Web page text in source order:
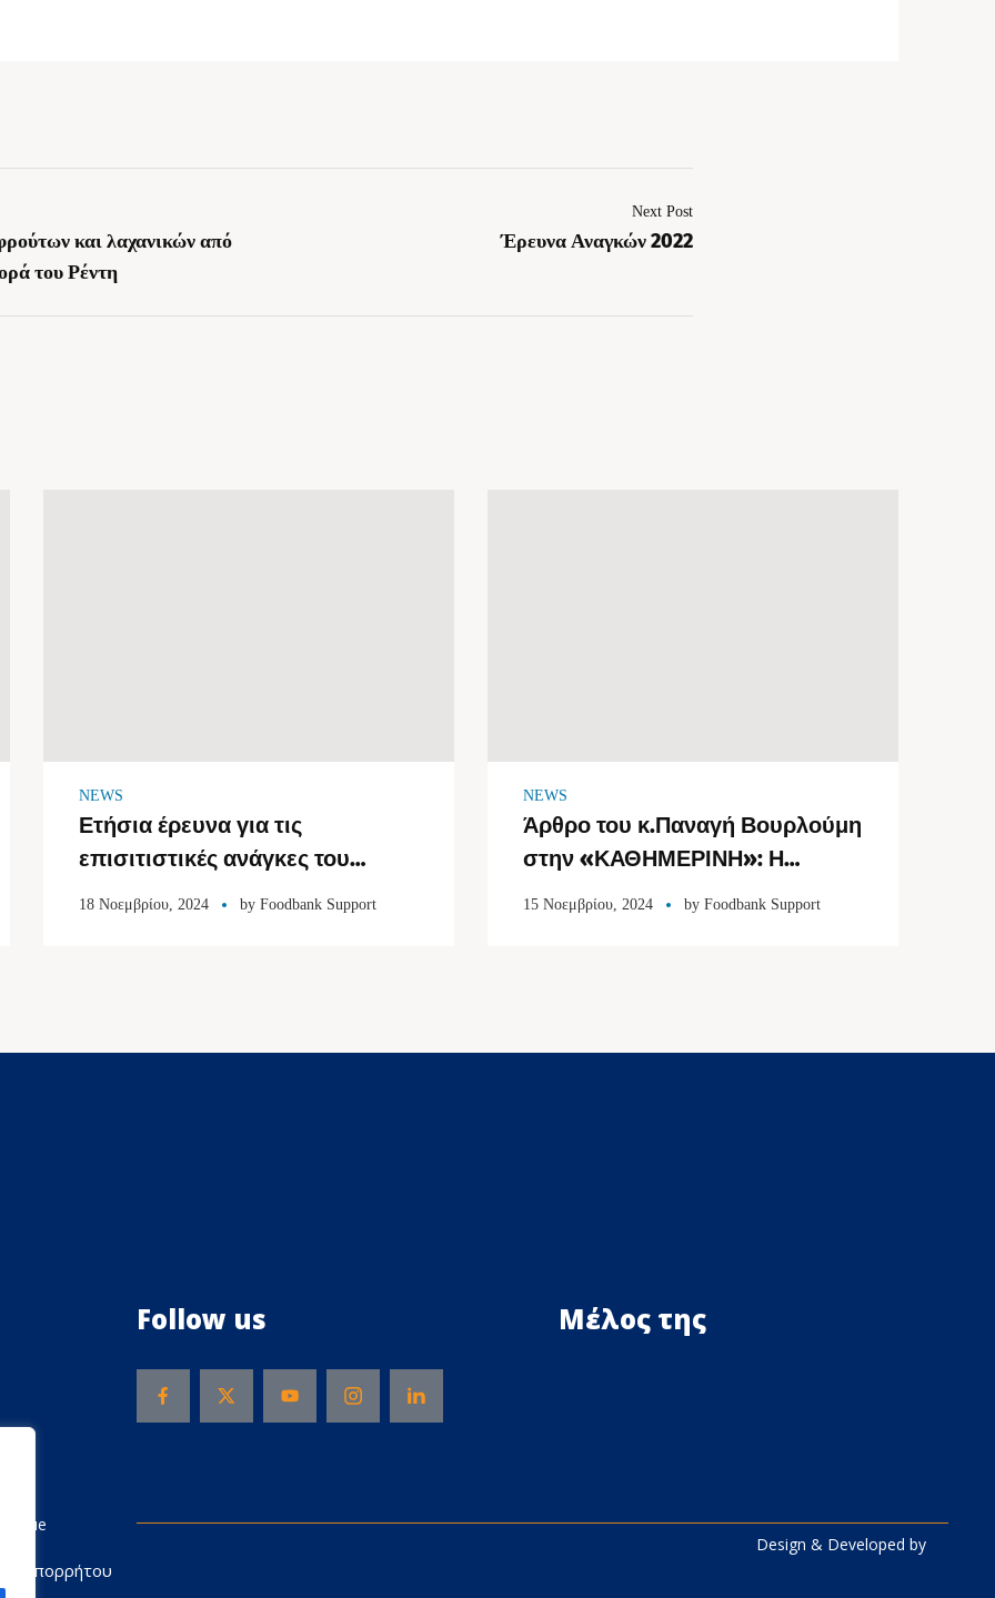
και λαχανικών από
του Ρέντη
Next Post
Έρευνα Αναγκών 2022
NEWS
Ετήσια έρευνα για τις
επισιτιστικές ανάγκες του
18 Νοεμβρίου, 2024 by Foodbank Support
NEWS
Άρθρο του κ.Παναγή Βουρλούμη
στην «ΚΑΘΗΜΕΡΙΝΗ»: Η
15 Νοεμβρίου, 2024 by Foodbank Support
Follow us Μέλος της
Απορρήτου
Design & Developed by